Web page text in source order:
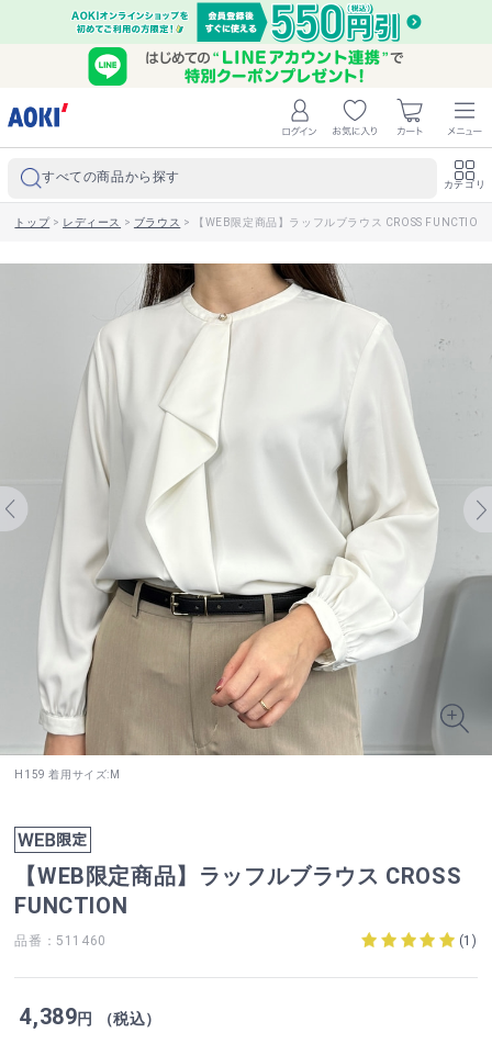
すべての商品から探す カテゴリ
トップ> レディース > ブラウス > 【WEB限定商品】ラッフルブラウス CROSS FUNCTION
H159 着用サイズ:M
【WEB限定商品】ラッフルブラウス CROSS
FUNCTION
品番：511460 (1 )
4,389円 （税込）